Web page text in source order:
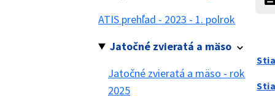
ATIS prehľad - 2023 - 1. polrok
Jatočné zvieratá a mäso
Jatočné zvieratá a mäso - rok
2025